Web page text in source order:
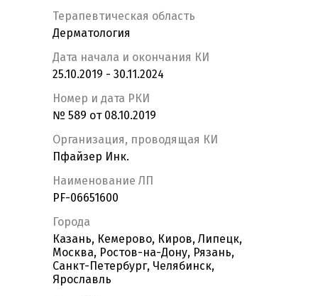
Терапевтическая область
Дерматология
Дата начала и окончания КИ
25.10.2019 - 30.11.2024
Номер и дата РКИ
№ 589 от 08.10.2019
Организация, проводящая КИ
Пфайзер Инк.
Наименование ЛП
PF-06651600
Города
Казань, Кемерово, Киров, Липецк,
Москва, Ростов-на-Дону, Рязань,
Санкт-Петербург, Челябинск,
Ярославль